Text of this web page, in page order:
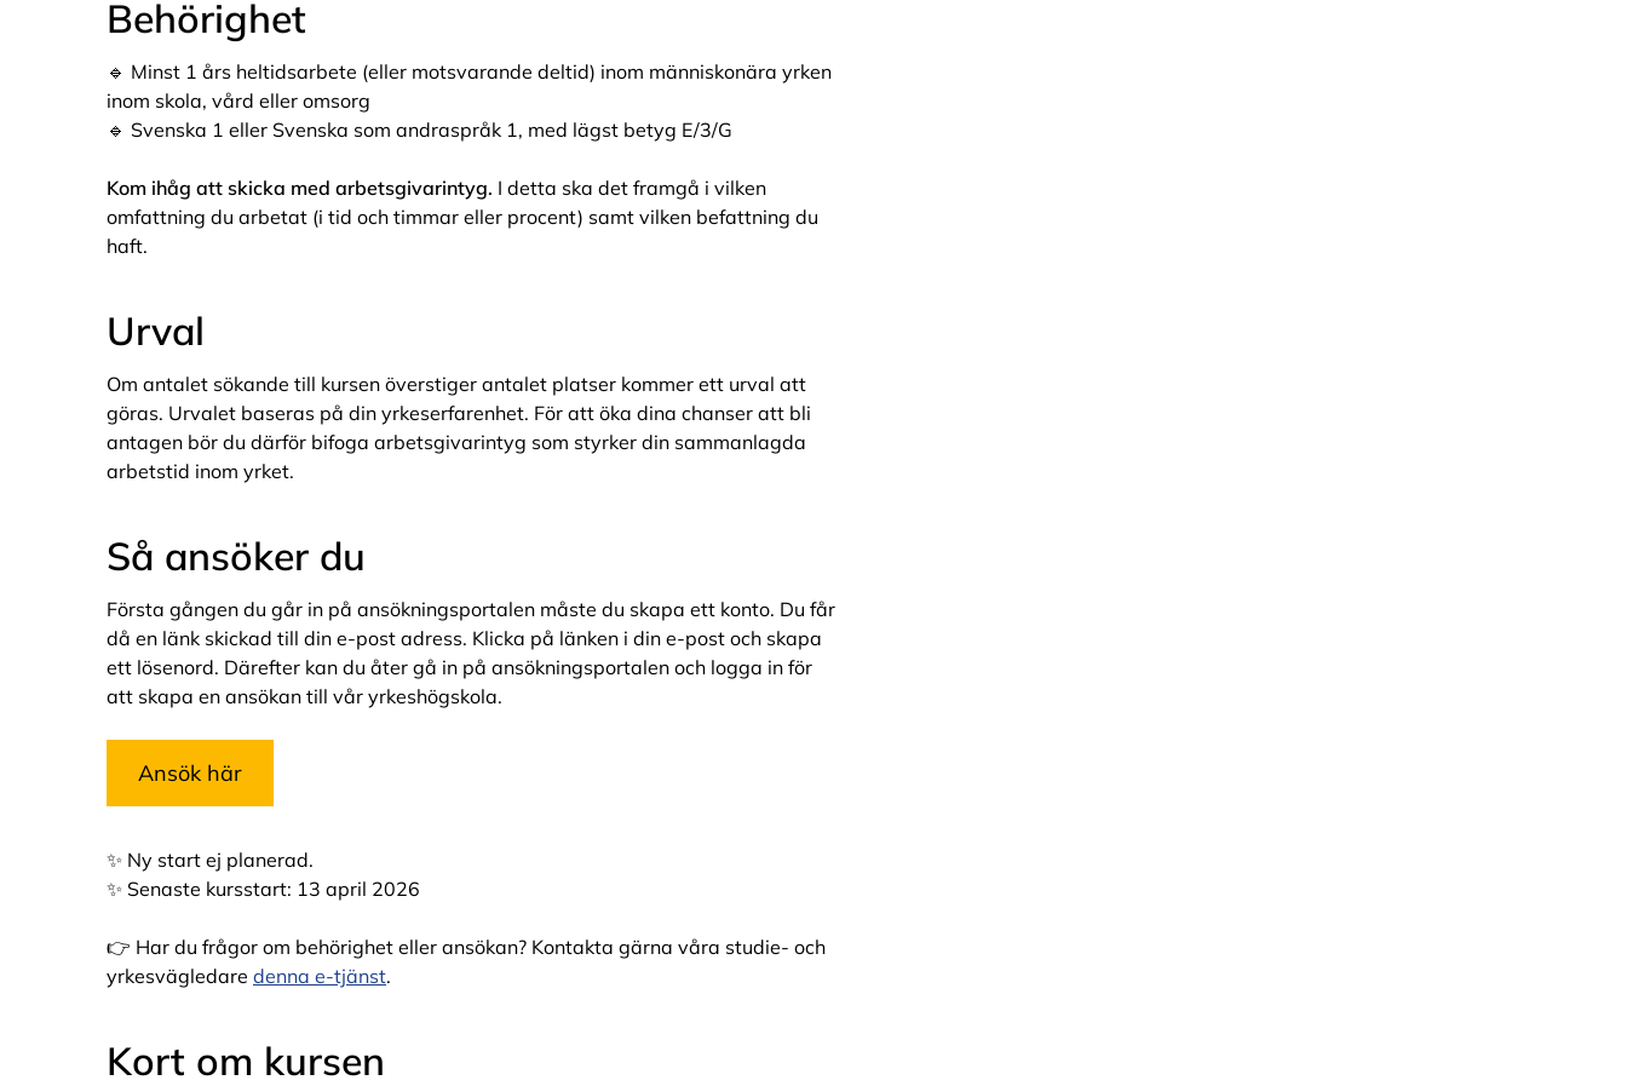
Behörighet
🔹 Minst 1 års heltidsarbete (eller motsvarande deltid) inom människonära yrken
inom skola, vård eller omsorg
🔹 Svenska 1 eller Svenska som andraspråk 1, med lägst betyg E/3/G
Kom ihåg att skicka med arbetsgivarintyg. I detta ska det framgå i vilken
omfattning du arbetat (i tid och timmar eller procent) samt vilken befattning du
haft.
Urval
Om antalet sökande till kursen överstiger antalet platser kommer ett urval att
göras. Urvalet baseras på din yrkeserfarenhet. För att öka dina chanser att bli
antagen bör du därför bifoga arbetsgivarintyg som styrker din sammanlagda
arbetstid inom yrket.
Så ansöker du
Första gången du går in på ansökningsportalen måste du skapa ett konto. Du får
då en länk skickad till din e-post adress. Klicka på länken i din e-post och skapa
ett lösenord. Därefter kan du åter gå in på ansökningsportalen och logga in för
att skapa en ansökan till vår yrkeshögskola.
Ansök här
✨ Ny start ej planerad.
✨ Senaste kursstart: 13 april 2026
👉 Har du frågor om behörighet eller ansökan? Kontakta gärna våra studie- och
yrkesvägledare denna e-tjänst.
Kort om kursen